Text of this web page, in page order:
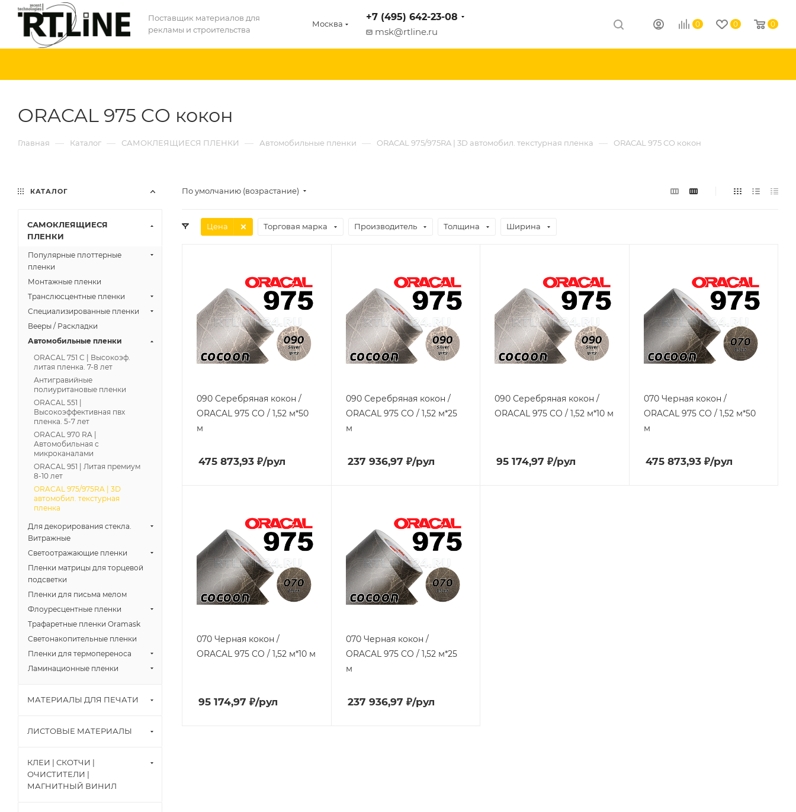
Поставщик материалов для
рекламы и строительства
Москва
+7 (495) 642-23-08
msk@rtline.ru
0 0 0
ORACAL 975 CO кокон
Главная — Каталог — САМОКЛЕЯЩИЕСЯ ПЛЕНКИ — Автомобильные пленки — ORACAL 975/975RA | 3D автомобил. текстурная пленка — ORACAL 975 CO кокон
По умолчанию (возрастание)
Цена Торговая марка Производитель Толщина Ширина
090 Серебряная кокон /
ORACAL 975 CO / 1,52 м*50
м
475 873,93 ₽/рул
090 Серебряная кокон /
ORACAL 975 CO / 1,52 м*25
м
237 936,97 ₽/рул
090 Серебряная кокон /
ORACAL 975 CO / 1,52 м*10 м
95 174,97 ₽/рул
070 Черная кокон /
ORACAL 975 CO / 1,52 м*50
м
475 873,93₽/рул
070 Черная кокон /
ORACAL 975 CO / 1,52 м*10 м
95 174,97 ₽/рул
070 Черная кокон /
ORACAL 975 CO / 1,52 м*25
м
237 936,97 ₽/рул
КАТАЛОГ
САМОКЛЕЯЩИЕСЯ
ПЛЕНКИ
Популярные плоттерные
пленки
Монтажные пленки
Транслюсцентные пленки
Специализированные пленки
Вееры / Раскладки
Автомобильные пленки
ORACAL 751 C | Высокоэф.
литая пленка. 7-8 лет
Антигравийные
полиуритановые пленки
ORACAL 551 |
Высокоэффективная пвх
пленка. 5-7 лет
ORACAL 970 RA |
Автомобильная с
микроканалами
ORACAL 951 | Литая премиум
8-10 лет
ORACAL 975/975RA | 3D
автомобил. текстурная
пленка
Для декорирования стекла.
Витражные
Светоотражающие пленки
Пленки матрицы для торцевой
подсветки
Пленки для письма мелом
Флоуресцентные пленки
Трафаретные пленки Oramask
Светонакопительные пленки
Пленки для термопереноса
Ламинационные пленки
МАТЕРИАЛЫ ДЛЯ ПЕЧАТИ
ЛИСТОВЫЕ МАТЕРИАЛЫ
КЛЕИ | СКОТЧИ |
ОЧИСТИТЕЛИ |
МАГНИТНЫЙ ВИНИЛ